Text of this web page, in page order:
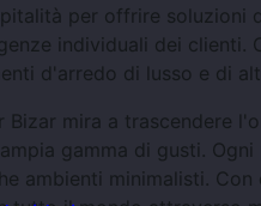
per offrire soluzioni
individuali dei clienti.
d'arredo di lusso e di
mira a trascendere
gamma di gusti.
ambienti minimalisti.